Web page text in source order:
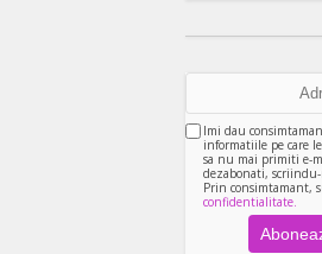
Imi dau
informatiile pe care
sa nu mai primiti e-
dezabonati, scriindu-
Prin consimtamant,
confidentialitate.